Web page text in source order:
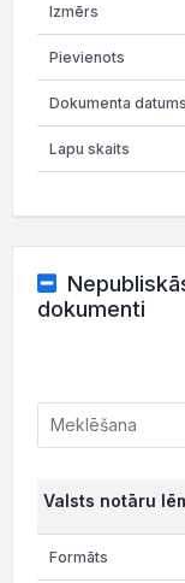
dokumenti
Valsts notāru